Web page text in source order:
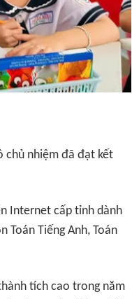
chủ nhiệm đã đạt kết
Internet cấp tỉnh dành
Toán Tiếng Anh, Toán
tích cao trong năm